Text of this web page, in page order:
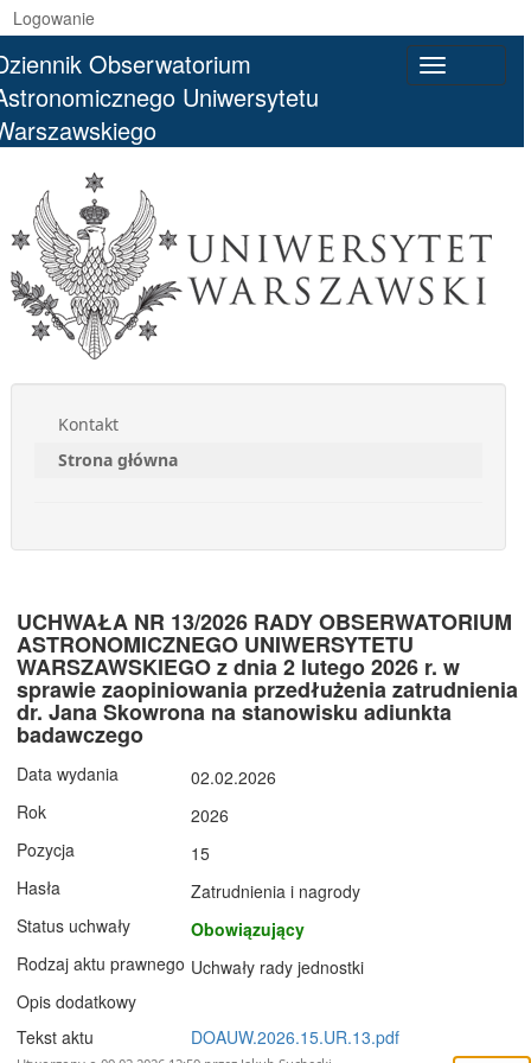
Logowanie
navigation
Obserwatorium
Uniwersytetu
Kontakt
Strona główna
UCHWAŁA NR 13/2026 RADY OBSERWATORIUM
ASTRONOMICZNEGO UNIWERSYTETU
WARSZAWSKIEGO z dnia 2 lutego 2026 r. w
sprawie zaopiniowania przedłużenia zatrudnienia
dr. Jana Skowrona na stanowisku adiunkta
badawczego
Data wydania
02.02.2026
Rok
2026
Pozycja
15
Hasła
Zatrudnienia i nagrody
Status uchwały
Obowiązujący
Rodzaj aktu prawnego Uchwały rady jednostki
Opis dodatkowy
Tekst aktu
DOAUW.2026.15.UR.13.pdf